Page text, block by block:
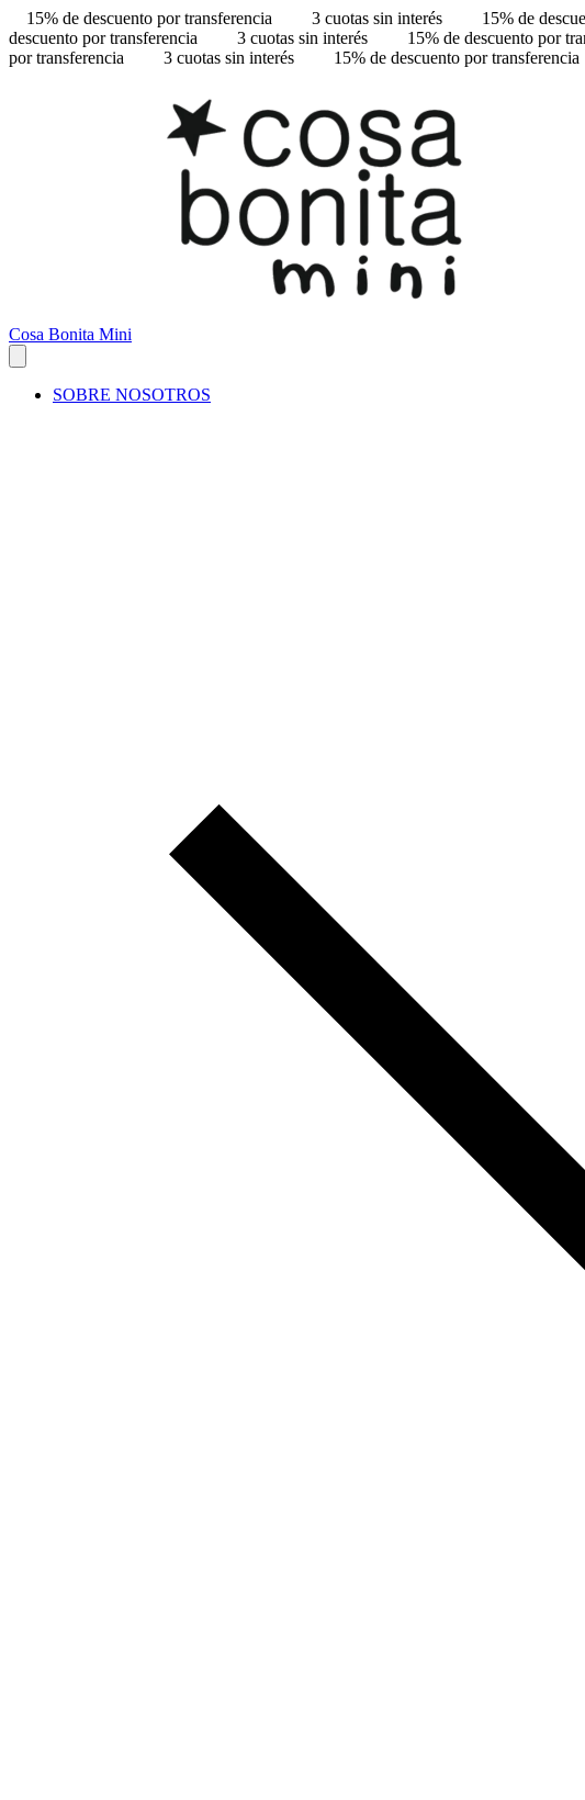
15% de descuento por transferencia 3 cuotas sin interés 15% de
descuento por transferencia
3 cuotas sin interés 15% de descuento por
por transferencia
3 cuotas sin interés 15% de descuento por transferencia
Cosa Bonita Mini
SOBRE NOSOTROS